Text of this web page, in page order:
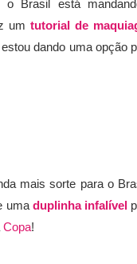
Brasil está
um tutorial de
dando uma opção
mais sorte para o
uma duplinha infalível
Copa!